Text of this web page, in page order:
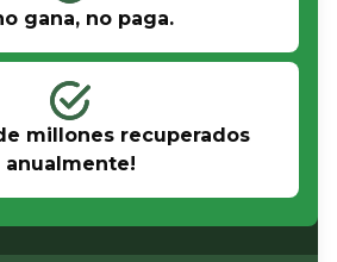
gana, no paga.
millones recuperados
anualmente!